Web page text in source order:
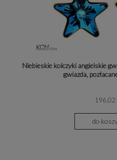
Niebieskie kolczyki angielskie
gwiazda,
196,02
do